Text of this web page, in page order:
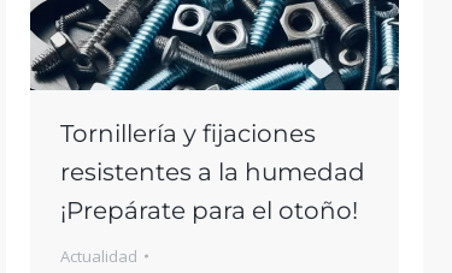
Tornillería y fijaciones
resistentes a la humedad
¡Prepárate para el otoño!
Actualidad